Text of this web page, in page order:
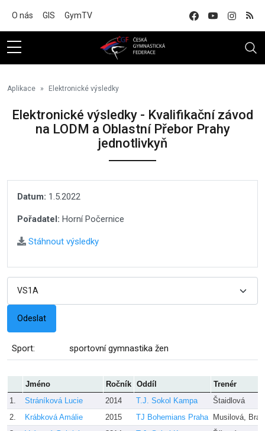
O nás GIS GymTV
Aplikace Elektronické výsledky
Elektronické výsledky - Kvalifikační závod
na LODM a Oblastní Přebor Prahy
jednotlivkyň
Datum: 1.5.2022
Pořadatel: Horní Počernice
Stáhnout výsledky
Sport: sportovní gymnastika žen
Jméno Ročník Oddíl
Trenér
1.
Stráníková Lucie 2014 T.J. Sokol Kampa
Štaidlová
2.
Krábková Amálie 2015 TJ Bohemians Praha
Musilová,